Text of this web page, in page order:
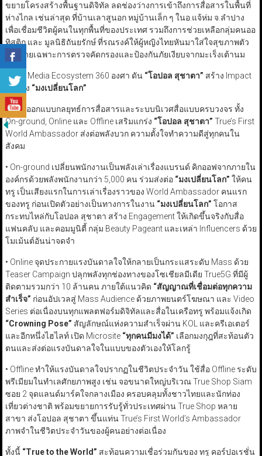
ขยายโครงสร้างพื้นฐานดิจิทัล ลดช่องว่างการเข้าถึงการสื่อสารในพื้นที่
ห่างไกล เช่นล่าสุด ที่บ้านเลาสูนอก หมู่บ้านเล็ก ๆ ในอ.แจ้ห่ม จ.ลำปาง
เพื่อเชื่อมชีวิตผู้คนในทุกพื้นที่ของประเทศ รวมถึงการช่วยเหลือกลุ่มคนออ
ทิสติก และ มูลนิธิถันยรักษ์ ที่รณรงค์ให้ผู้หญิงไทยหันมาใส่ใจสุขภาพตัว
เอง โดยเฉพาะการตรวจคัดกรองและป้องกันภัยเงียบจากมะเร็งเต้านม
ปูพรม Media Ecosystem 360 องศา ดัน “โอปอล สุชาตา” สร้าง Impact
จุดพลัง “มงเปลี่ยนโลก”
ทรูได้ออกแบบกลยุทธ์การสื่อสารและระบบนิเวศสื่อแบบครบวงจร ทั้ง
On-ground, Online และ Offline เสริมแกร่ง “โอปอล สุชาตา” True’s First
World Ambassador ส่งต่อพลังบวก ความตั้งใจทำความดีสู่ทุกคนใน
สังคม
• On-ground เปลี่ยนพนักงานเป็นพลังเล่าเรื่องแบรนด์ คิกออฟจากภายใน
องค์กรด้วยพลังพนักงานกว่า 5,000 คน ร่วมส่งต่อ “มงเปลี่ยนโลก” ให้คน
ทรู เป็นเสียงแรกในการเล่าเรื่องราวของ World Ambassador คนแรก
ของทรู ก่อนเปิดตัวอย่างเป็นทางการในงาน “มงเปลี่ยนโลก” โอกาส
กระทบไหล่กับโอปอล สุชาตา สร้าง Engagement ให้เกิดขึ้นจริงกับสื่อ
แฟนคลับ และคอมมูนิตี้ กลุ่ม Beauty Pageant และเหล่า Influencers ด้วย
โมเม้นต์อันน่าจดจำ
• Online จุดประกายแรงบันดาลใจให้กลายเป็นกระแสระดับ Mass ด้วย
Teaser Campaign ปลุกพลังทุกช่องทางของโซเชียลมีเดีย True5G ที่มีผู้
ติดตามรวมกว่า 10 ล้านคน ภายใต้แนวคิด “สัญญาณที่เชื่อมต่อทุกความ
สำเร็จ” ก่อนอัปเวลสู่ Mass Audience ด้วยภาพยนตร์โฆษณา และ Video
Series ต่อเนื่องบนทุกแพลตฟอร์มดิจิทัลและสื่อในเครือทรู พร้อมแจ้งเกิด
“Crowning Pose” สัญลักษณ์แห่งความสำเร็จผ่าน KOL และครีเอเตอร์
และอีกหนึ่งไฮไลท์ เปิด Microsite “ทุกคนมีมงได้” เลือกมงกุฎที่สะท้อนตัว
ตนและส่งต่อแรงบันดาลใจในแบบของตัวเองให้โลกรู้
• Offline ทำให้แรงบันดาลใจปรากฏในชีวิตประจำวัน ใช้สื่อ Offline ระดับ
พรีเมียมในทำเลศักยภาพสูง เช่น จอขนาดใหญ่บริเวณ True Shop Siam
ซอย 2 จุดแลนด์มาร์คใจกลางเมือง ครอบคลุมทั้งชาวไทยและนักท่อง
เที่ยวต่างชาติ พร้อมขยายการรับรู้ทั่วประเทศผ่าน True Shop หลาย
สาขา ส่งโอปอล สุชาตา ขึ้นแท่น True’s First World’s Ambassador
ภาพจำในชีวิตประจำวันของผู้คนอย่างต่อเนื่อง
ทั้งนี้ “True to the World” สะท้อนความเชื่อร่วมกันของ ทรู คอร์ปอเรชั่น